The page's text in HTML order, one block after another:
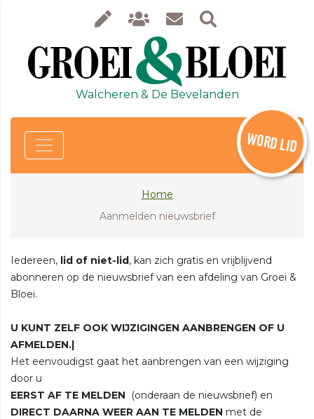
Walcheren & De Bevelanden
WORD LID
Home
Aanmelden nieuwsbrief
Iedereen, lid of niet-lid, kan zich gratis en vrijblijvend
abonneren op de nieuwsbrief van een afdeling van Groei &
Bloei.
U KUNT ZELF OOK WIJZIGINGEN AANBRENGEN OF U
AFMELDEN.|
Het eenvoudigst gaat het aanbrengen van een wijziging
door u
EERST AF TE MELDEN (onderaan de nieuwsbrief) en
DIRECT DAARNA WEER AAN TE MELDEN met de